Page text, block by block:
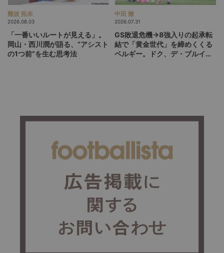
難波 拓未
2026.08.03
「一番いいルートが見える」。
岡山・西川潤が語る、“アシスト
の1つ前”を生む思考法
中田 徹
2026.07.31
GS敗退危機→8強入りの起承転
結で「黄金世代」を締めくくる
ベルギー。ドク、デ・ブルイネ